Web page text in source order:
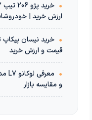
•
ارزش خرید |
•
قیمت و ارزش خرید
•
و مقایسه بازار